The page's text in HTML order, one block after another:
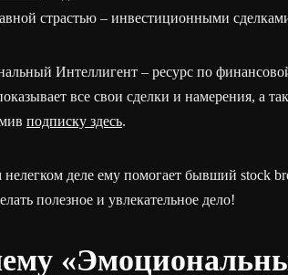
страстью – инвестиционными
Интеллигент – ресурс по
все свои сделки и намерения, а
подписку здесь.
деле ему помогает бывший stock
полезное и увлекательное дело!